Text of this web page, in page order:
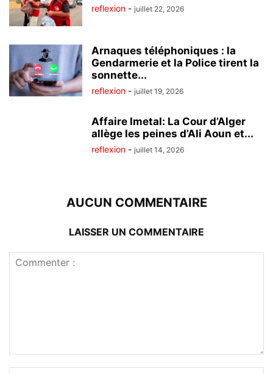
reflexion - juillet 22, 2026
Arnaques téléphoniques : la
Gendarmerie et la Police tirent la
sonnette...
reflexion - juillet 19, 2026
Affaire Imetal: La Cour d’Alger
allège les peines d’Ali Aoun et...
reflexion - juillet 14, 2026
AUCUN COMMENTAIRE
LAISSER UN COMMENTAIRE